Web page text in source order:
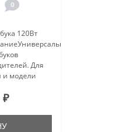
0
120Вт
Для
и модели
₽